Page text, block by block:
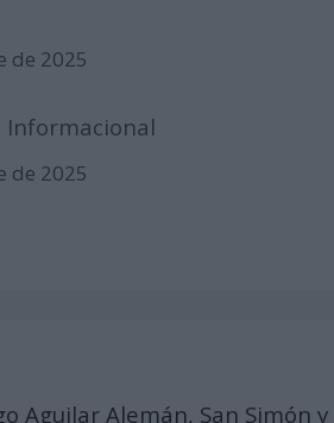
de 2025
Informacional
de 2025
Aguilar Alemán, San Simón y